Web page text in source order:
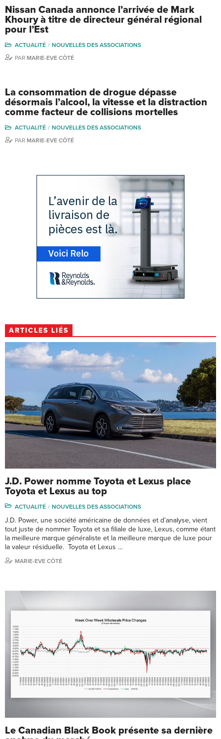
Nissan Canada annonce l’arrivée de Mark
Khoury à titre de directeur général régional
pour l’Est
ACTUALITÉ
NOUVELLES DES ASSOCIATIONS
PAR MARIE-EVE CÔTÉ
La consommation de drogue dépasse
désormais l’alcool, la vitesse et la distraction
comme facteur de collisions mortelles
ACTUALITÉ
NOUVELLES DES ASSOCIATIONS
PAR MARIE-EVE CÔTÉ
ARTICLES LIÉS
J.D. Power nomme Toyota et Lexus place
Toyota et Lexus au top
ACTUALITÉ NOUVELLES DES ASSOCIATIONS
J.D. Power, une société américaine de données et d’analyse, vient
tout juste de nommer Toyota et sa filiale de luxe, Lexus, comme étant
la meilleure marque généraliste et la meilleure marque de luxe pour
la valeur résiduelle. Toyota et Lexus …
MARIE-EVE CÔTÉ
Le Canadian Black Book présente sa dernière